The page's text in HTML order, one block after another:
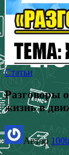
Статьи
Разговоры
жизнь в
Автор